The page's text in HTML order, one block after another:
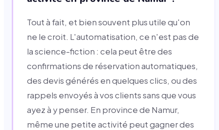
Tout à fait, et bien souvent plus utile qu'on
ne le croit. L'automatisation, ce n'est pas de
la science-fiction : cela peut être des
confirmations de réservation automatiques,
des devis générés en quelques clics, ou des
rappels envoyés à vos clients sans que vous
ayez à y penser. En province de Namur,
même une petite activité peut gagner des